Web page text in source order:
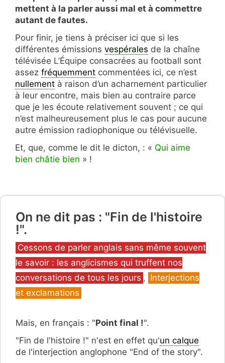
mettent à la parler aussi mal et à commettre
autant de fautes.
Pour finir, je tiens à préciser ici que si les
différentes émissions vespérales de la chaîne
télévisée L’Équipe consacrées au football sont
assez fréquemment commentées ici, ce n’est
nullement à raison d’un acharnement particulier
à leur encontre, mais bien au contraire parce
que je les écoute relativement souvent ; ce qui
n’est malheureusement plus le cas pour aucune
autre émission radiophonique ou télévisuelle.
Et, que, comme le dit le dicton, : « Qui aime
bien châtie bien » !
On ne dit pas : "Fin de l'histoire
!".
Catégories
Cessons de parler anglais sans même souvent
le savoir : les anglicismes qui truffent nos
conversations de tous les jours , Interjections
et exclamations
Mais, en français : "Point final !".
"Fin de l'histoire !" n'est en effet qu'un calque
de l'interjection anglophone "End of the story".